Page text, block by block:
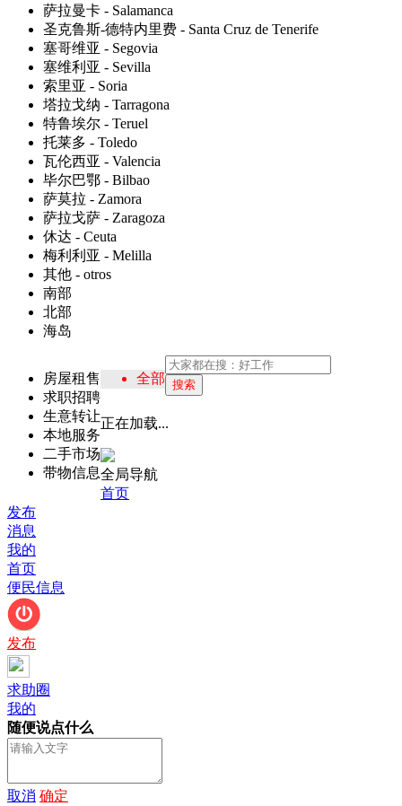
萨拉曼卡 - Salamanca
圣克鲁斯-德特内里费 - Santa Cruz de Tenerife
塞哥维亚 - Segovia
塞维利亚 - Sevilla
索里亚 - Soria
塔拉戈纳 - Tarragona
特鲁埃尔 - Teruel
托莱多 - Toledo
瓦伦西亚 - Valencia
毕尔巴鄂 - Bilbao
萨莫拉 - Zamora
萨拉戈萨 - Zaragoza
休达 - Ceuta
梅利利亚 - Melilla
其他 - otros
南部
北部
海岛
房屋租售
求职招聘
生意转让
本地服务
二手市场
带物信息
全部 搜索
正在加载...
全局导航
首页
发布
消息
我的
首页
便民信息
发布
求助圈
我的
随便说点什么
取消 确定